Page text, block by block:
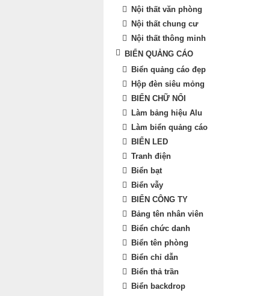
Nội thất văn phòng
Nội thất chung cư
Nội thất thông minh
BIỂN QUẢNG CÁO
Biển quảng cáo đẹp
Hộp đèn siêu mỏng
BIỂN CHỮ NỔI
Làm bảng hiệu Alu
Làm biển quảng cáo
BIỂN LED
Tranh điện
Biển bạt
Biển vẫy
BIỂN CÔNG TY
Bảng tên nhân viên
Biển chức danh
Biển tên phòng
Biển chỉ dẫn
Biển thả trần
Biển backdrop